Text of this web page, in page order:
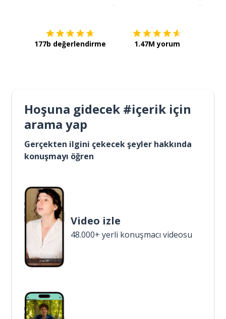
177b değerlendirme 1.47M yorum
Hoşuna gidecek #içerik için
arama yap
Gerçekten ilgini çekecek şeyler hakkında
konuşmayı öğren
Video izle
48.000+ yerli konuşmacı videosu